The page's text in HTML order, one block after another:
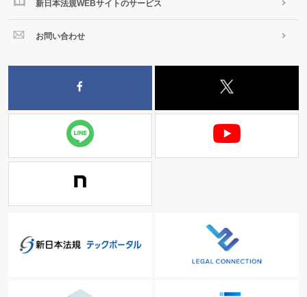
新日本法規WEBサイトのサービス
お問い合わせ